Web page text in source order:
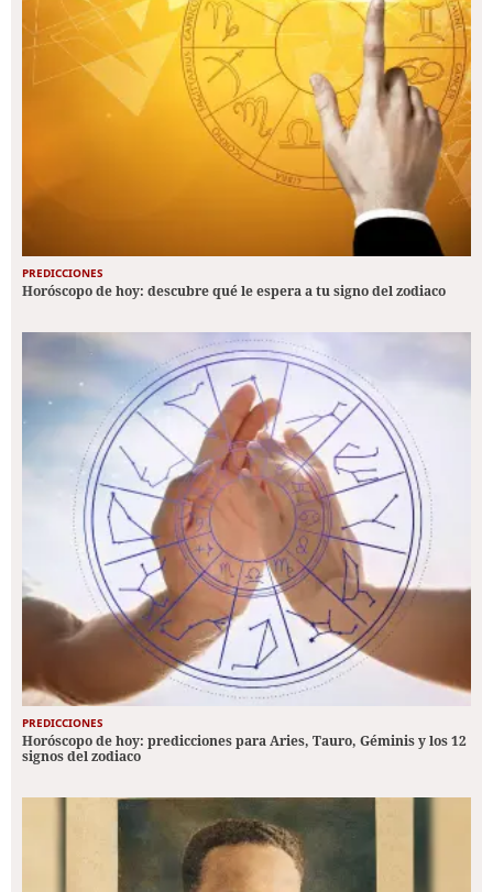
PREDICCIONES
Horóscopo de hoy: descubre qué le espera a tu signo del zodiaco
PREDICCIONES
Horóscopo de hoy: predicciones para Aries, Tauro, Géminis y los 12
signos del zodiaco